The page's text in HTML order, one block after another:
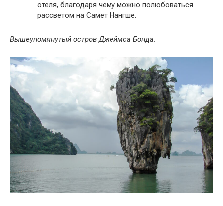
отеля, благодаря чему можно полюбоваться
рассветом на Самет Нангше.
Вышеупомянутый остров Джеймса Бонда: